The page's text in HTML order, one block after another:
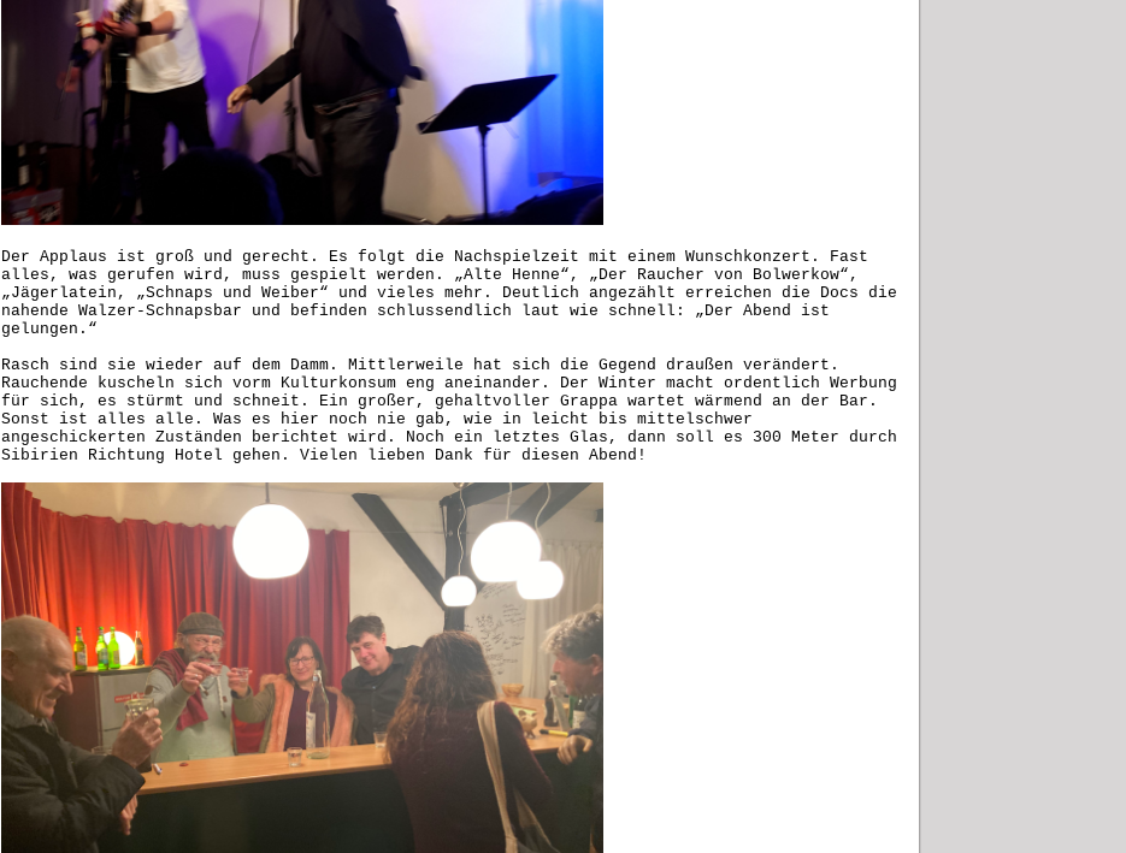
Der Applaus ist groß und gerecht. Es folgt die Nachspielzeit mit einem Wunschkonzert. Fast
alles, was gerufen wird, muss gespielt werden. „Alte Henne“, „Der Raucher von Bolwerkow“,
„Jägerlatein, „Schnaps und Weiber“ und vieles mehr. Deutlich angezählt erreichen die Docs die
nahende Walzer-Schnapsbar und befinden schlussendlich laut wie schnell: „Der Abend ist
gelungen.“
Rasch sind sie wieder auf dem Damm. Mittlerweile hat sich die Gegend draußen verändert.
Rauchende kuscheln sich vorm Kulturkonsum eng aneinander. Der Winter macht ordentlich Werbung
für sich, es stürmt und schneit. Ein großer, gehaltvoller Grappa wartet wärmend an der Bar.
Sonst ist alles alle. Was es hier noch nie gab, wie in leicht bis mittelschwer
angeschickerten Zuständen berichtet wird. Noch ein letztes Glas, dann soll es 300 Meter durch
Sibirien Richtung Hotel gehen. Vielen lieben Dank für diesen Abend!